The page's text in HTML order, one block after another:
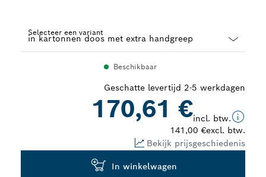
Selecteer een variant
Beschikbaar
Geschatte levertijd 2-5 werkdagen
170,61 €incl. btw.
141,00 €excl. btw.
Bekijk prijsgeschiedenis
In winkelwagen